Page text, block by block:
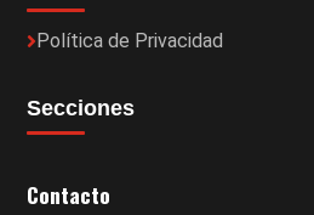
Política de Privacidad
Secciones
Contacto